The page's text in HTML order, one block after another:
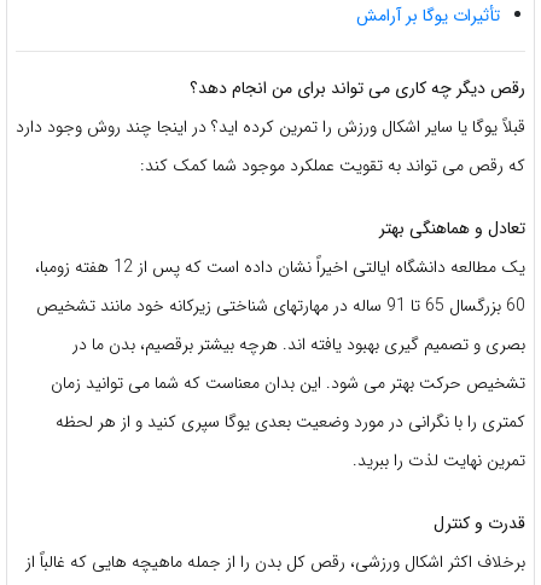
تأثیرات یوگا بر آرامش
رقص دیگر چه کاری می تواند برای من انجام دهد؟
قبلاً یوگا یا سایر اشکال ورزش را تمرین کرده اید؟ در اینجا چند روش وجود دارد
که رقص می تواند به تقویت عملکرد موجود شما کمک کند:
تعادل و هماهنگی بهتر
یک مطالعه دانشگاه ایالتی اخیراً نشان داده است که پس از 12 هفته زومبا،
60 بزرگسال 65 تا 91 ساله در مهارتهای شناختی زیرکانه خود مانند تشخیص
بصری و تصمیم گیری بهبود یافته اند. هرچه بیشتر برقصیم، بدن ما در
تشخیص حرکت بهتر می شود. این بدان معناست که شما می توانید زمان
کمتری را با نگرانی در مورد وضعیت بعدی یوگا سپری کنید و از هر لحظه
تمرین نهایت لذت را ببرید.
قدرت و کنترل
برخلاف اکثر اشکال ورزشی، رقص کل بدن را از جمله ماهیچه هایی که غالباً از